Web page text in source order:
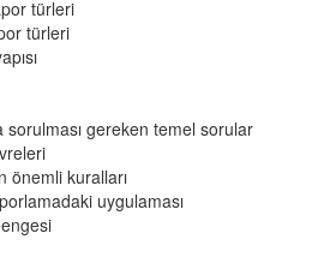
türleri
türleri
sorulması gereken temel sorular
önemli kuralları
uygulaması